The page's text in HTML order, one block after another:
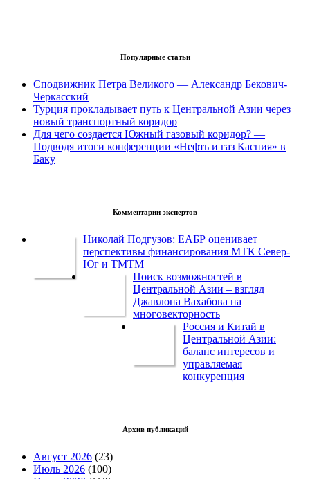
Популярные статьи
Сподвижник Петра Великого — Александр Бекович-
Черкасский
Турция прокладывает путь к Центральной Азии через
новый транспортный коридор
Для чего создается Южный газовый коридор? —
Подводя итоги конференции «Нефть и газ Каспия» в
Баку
Комментарии экспертов
Николай Подгузов: ЕАБР оценивает
перспективы финансирования МТК Север-
Юг и ТМТМ
Поиск возможностей в
Центральной Азии – взгляд
Джавлона Вахабова на
многовекторность
Россия и Китай в
Центральной Азии:
баланс интересов и
управляемая
конкуренция
Архив публикаций
Август 2026 (23)
Июль 2026 (100)